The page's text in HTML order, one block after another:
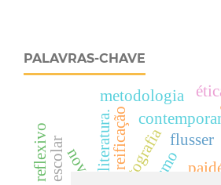
PALAVRAS-CHAVE
reificação
fotografia
literatura.
metodologia
flusser